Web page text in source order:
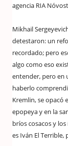
agencia RIA
Mikhail
detestaron: un
recordado; pero
algo como eso
entender, pero en
haberlo
Kremlin, se opacó
epopeya y en la
bríos cosacos y
es Iván El